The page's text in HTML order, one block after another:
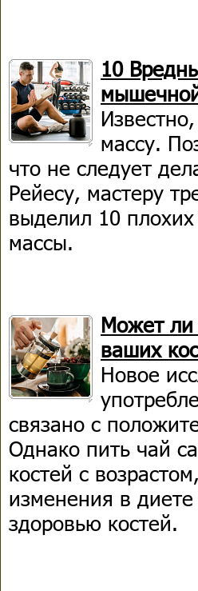
10
массу.
что не следует
Рейесу, мастеру
выделил 10
массы.
Может ли
ваших
Новое
связано с
Однако пить чай
костей с
изменения в
здоровью костей.